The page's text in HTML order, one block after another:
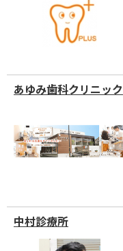
あゆみ歯科クリニック
中村診療所